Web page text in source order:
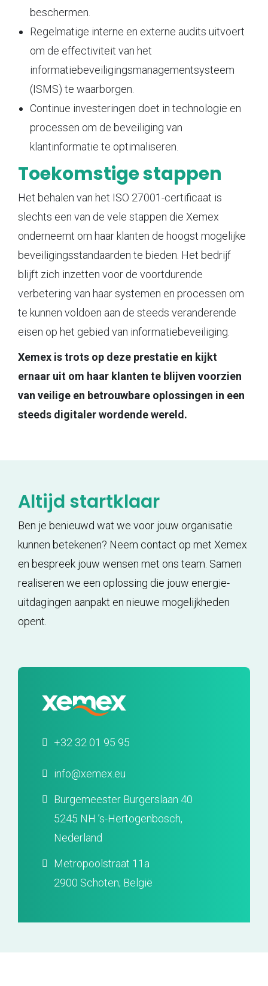
beschermen.
Regelmatige interne en externe audits uitvoert
om de effectiviteit van het
informatiebeveiligingsmanagementsysteem
(ISMS) te waarborgen.
Continue investeringen doet in technologie en
processen om de beveiliging van
klantinformatie te optimaliseren.
Toekomstige stappen
Het behalen van het ISO 27001-certificaat is
slechts een van de vele stappen die Xemex
onderneemt om haar klanten de hoogst mogelijke
beveiligingsstandaarden te bieden. Het bedrijf
blijft zich inzetten voor de voortdurende
verbetering van haar systemen en processen om
te kunnen voldoen aan de steeds veranderende
eisen op het gebied van informatiebeveiliging.
Xemex is trots op deze prestatie en kijkt
ernaar uit om haar klanten te blijven voorzien
van veilige en betrouwbare oplossingen in een
steeds digitaler wordende wereld.
Altijd startklaar
Ben je benieuwd wat we voor jouw organisatie
kunnen betekenen? Neem contact op met Xemex
en bespreek jouw wensen met ons team. Samen
realiseren we een oplossing die jouw energie-
uitdagingen aanpakt en nieuwe mogelijkheden
opent.
+32 32 01 95 95
info@xemex.eu
Burgemeester Burgerslaan 40
5245 NH ’s-Hertogenbosch,
Nederland
Metropoolstraat 11a
2900 Schoten; België